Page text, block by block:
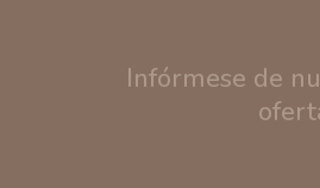
Infórmese de